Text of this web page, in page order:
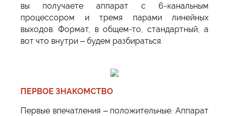
вы получаете аппарат с 6-канальным
процессором и тремя парами линейных
выходов. Формат, в общем-то, стандартный, а
вот что внутри – будем разбираться.
ПЕРВОЕ ЗНАКОМСТВО
Первые впечатления – положительные. Аппарат